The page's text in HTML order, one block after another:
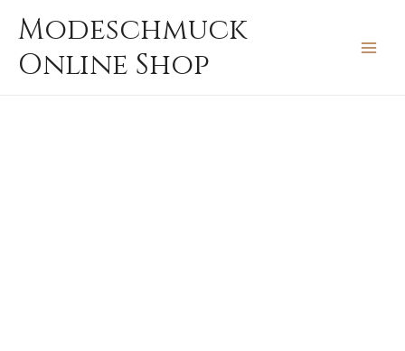
Inhalt
springen
Modeschmuck
Online Shop